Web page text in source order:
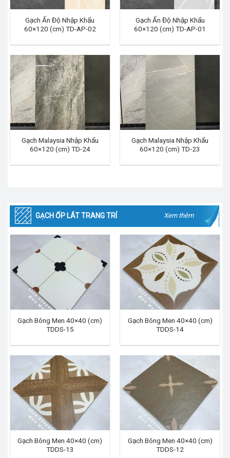
Gạch Ấn Độ Nhập Khẩu
60×120 (cm) TD-AP-02
Gạch Ấn Độ Nhập Khẩu
60×120 (cm) TD-AP-01
Gạch Malaysia Nhập Khẩu
60×120 (cm) TD-24
Gạch Malaysia Nhập Khẩu
60×120 (cm) TD-23
GẠCH ỐP LÁT TRANG TRÍ Xem thêm
Gạch Bông Men 40×40 (cm)
TDDS-15
Gạch Bông Men 40×40 (cm)
TDDS-14
Gạch Bông Men 40×40 (cm)
TDDS-13
Gạch Bông Men 40×40 (cm)
TDDS-12